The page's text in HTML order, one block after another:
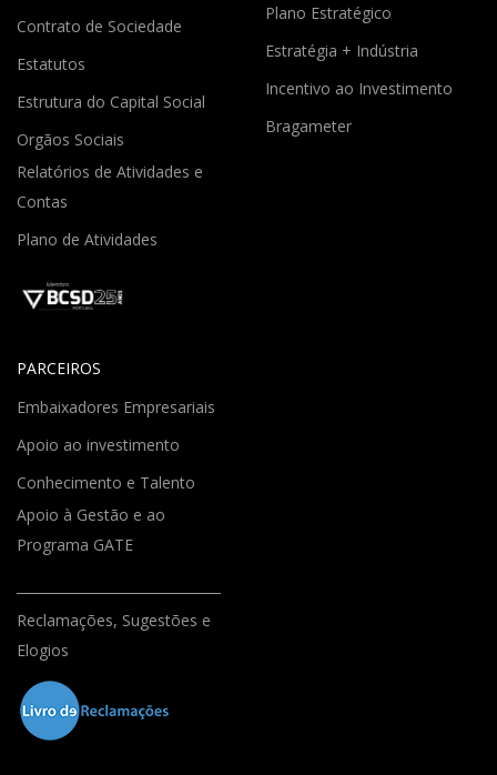
Contrato de Sociedade
Estatutos
Estrutura do Capital Social
Orgãos Sociais
Relatórios de Atividades e
Contas
Plano de Atividades
Plano Estratégico
Estratégia + Indústria
Incentivo ao Investimento
Bragameter
PARCEIROS
Embaixadores Empresariais
Apoio ao investimento
Conhecimento e Talento
Apoio à Gestão e ao
Programa GATE
Reclamações, Sugestões e
Elogios